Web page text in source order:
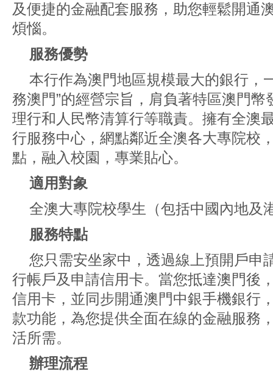
及便捷的金融配套服務，助您輕鬆開通
煩惱。
服務優勢
本行作為澳門地區規模最大的銀行，
務澳門”的經營宗旨，肩負著特區澳門
理行和人民幣清算行等職責。擁有全澳
行服務中心，網點鄰近全澳各大專院校
點，融入校園，專業貼心。
適用對象
全澳大專院校學生（包括中國內地及
服務特點
您只需安坐家中，透過線上預開戶申
行帳戶及申請信用卡。當您抵達澳門後
信用卡，並同步開通澳門中銀手機銀行
款功能，為您提供全面在線的金融服務
活所需。
辦理流程